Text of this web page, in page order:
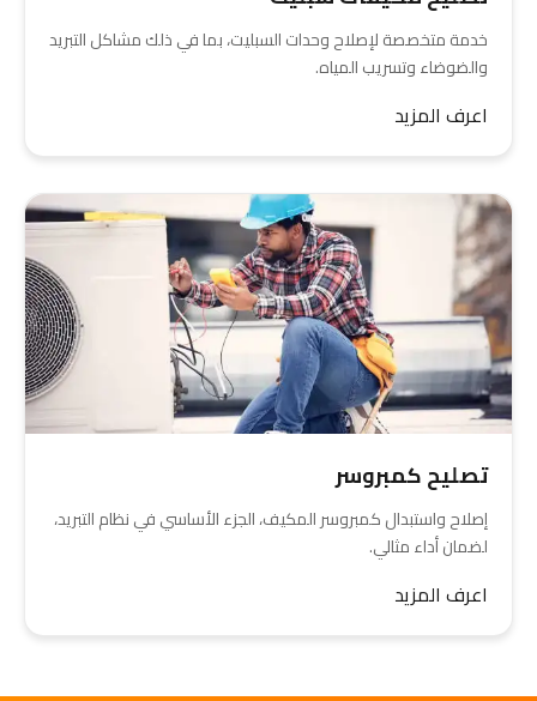
خدمة متخصصة لإصلاح وحدات السبليت، بما في ذلك مشاكل التبريد
والضوضاء وتسريب المياه.
اعرف المزيد
تصليح كمبروسر
إصلاح واستبدال كمبروسر المكيف، الجزء الأساسي في نظام التبريد،
لضمان أداء مثالي.
اعرف المزيد